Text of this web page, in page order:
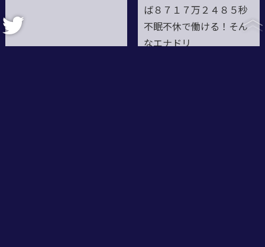
ば８７１７万２４８５秒
不眠不休で働ける！そん
なエナドリ